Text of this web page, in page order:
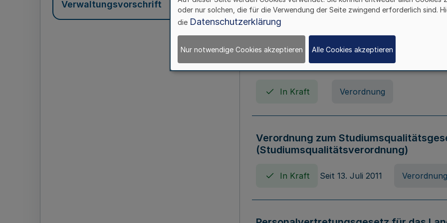
Verwaltungsvorschrift In Kraft Seit 01. April 2008 Gesetz
Verordnung über Beihilfen in Geburts-
Todesfällen (Beihilfenverordnung NRW
In Kraft Verordnung
Verordnung zum
(Studiumsqualitätsverordnung)
In Kraft Seit 13. Juli 2011 Verordnung
oder nur solchen, die für die Verwendung der Seite zwingend erforderlich sind.
die Datenschutzerklärung
Nur notwendige Cookies akzeptieren Alle Cookies akzeptieren